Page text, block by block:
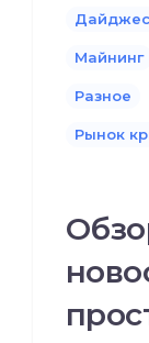
Майнинг
Разное
Рынок